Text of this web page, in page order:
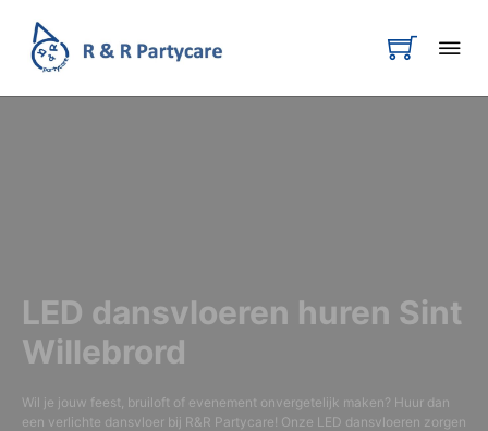
LED dansvloeren huren Sint
Willebrord
Wil je jouw feest, bruiloft of evenement onvergetelijk maken? Huur dan
een verlichte dansvloer bij R&R Partycare! Onze LED dansvloeren zorgen